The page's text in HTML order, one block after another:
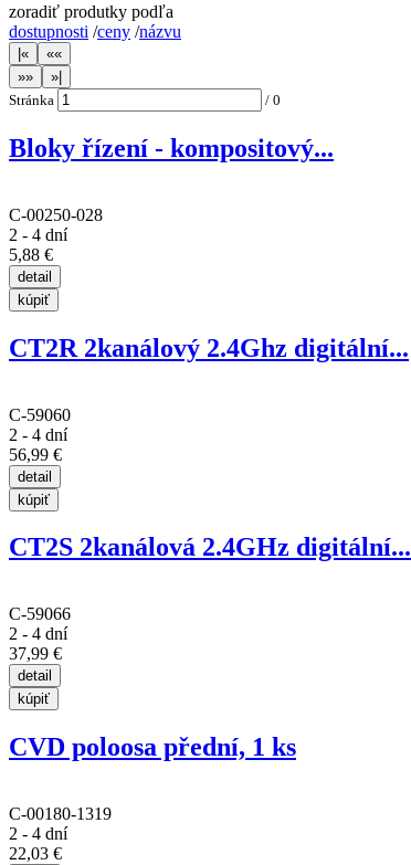
zoradiť produtky podľa
dostupnosti /ceny /názvu
Stránka / 0
Bloky řízení - kompositový...
C-00250-028
2 - 4 dní
5,88 €
CT2R 2kanálový 2.4Ghz digitální...
C-59060
2 - 4 dní
56,99 €
CT2S 2kanálová 2.4GHz digitální...
C-59066
2 - 4 dní
37,99 €
CVD poloosa přední, 1 ks
C-00180-1319
2 - 4 dní
22,03 €